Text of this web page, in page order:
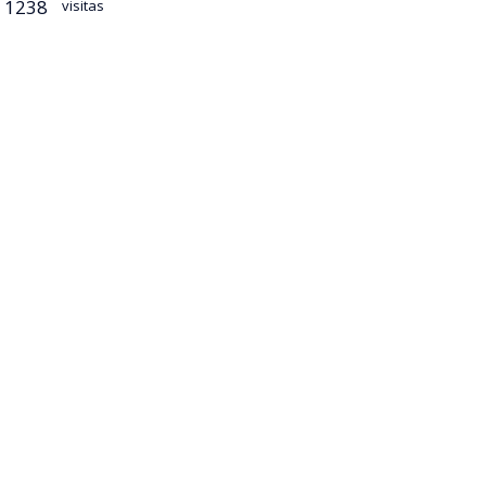
1238 visitas